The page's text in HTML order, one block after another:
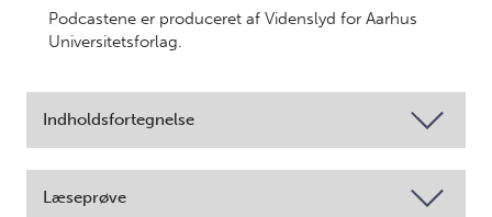
Podcastene er produceret af Videnslyd for Aarhus
Universitetsforlag.
Indholdsfortegnelse
Læseprøve